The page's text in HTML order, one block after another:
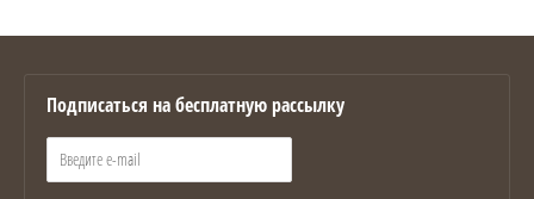
Подписаться на бесплатную рассылку